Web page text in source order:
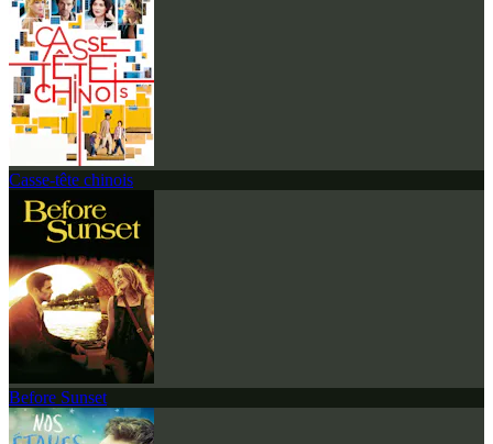
Casse-tête chinois
Before Sunset